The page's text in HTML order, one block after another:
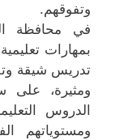
وتفوقهم.
في محافظة
بمهارات
تدريس شيقة
ومثيرة، على
الدروس
ومستوياتهم